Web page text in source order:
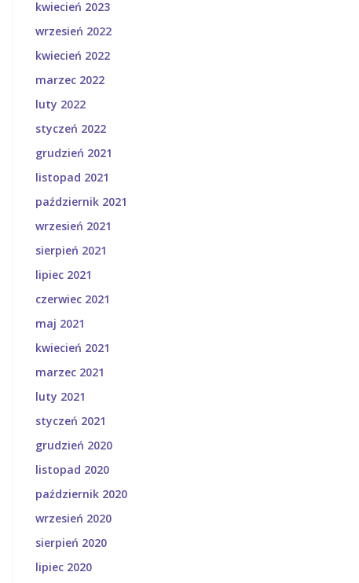
kwiecień 2023
wrzesień 2022
kwiecień 2022
marzec 2022
luty 2022
styczeń 2022
grudzień 2021
listopad 2021
październik 2021
wrzesień 2021
sierpień 2021
lipiec 2021
czerwiec 2021
maj 2021
kwiecień 2021
marzec 2021
luty 2021
styczeń 2021
grudzień 2020
listopad 2020
październik 2020
wrzesień 2020
sierpień 2020
lipiec 2020